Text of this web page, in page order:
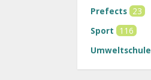
Prefects 23
Sport 116
Umweltschule